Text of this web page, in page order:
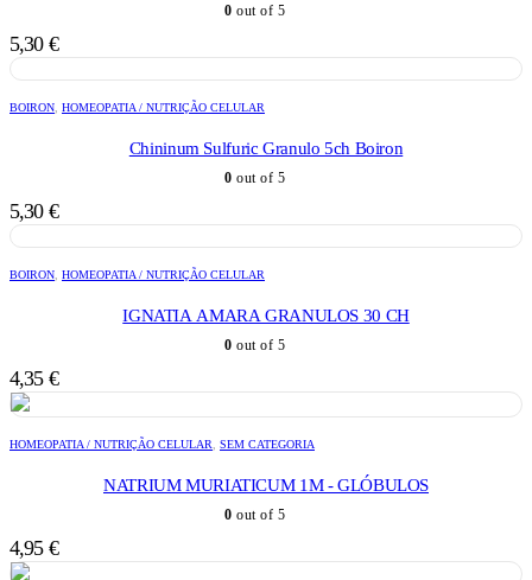
0 out of 5
5,30 €
BOIRON HOMEOPATIA / NUTRIÇÃO CELULAR
Chininum Sulfuric Granulo 5ch Boiron
0 out of 5
5,30 €
BOIRON HOMEOPATIA / NUTRIÇÃO CELULAR
IGNATIA AMARA GRANULOS 30 CH
0 out of 5
4,35 €
HOMEOPATIA / NUTRIÇÃO CELULAR SEM CATEGORIA
NATRIUM MURIATICUM 1M - GLÓBULOS
0 out of 5
4,95 €